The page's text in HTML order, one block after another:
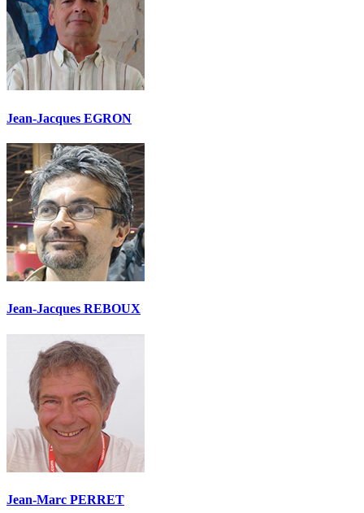
Jean-Jacques EGRON
Jean-Jacques REBOUX
Jean-Marc PERRET